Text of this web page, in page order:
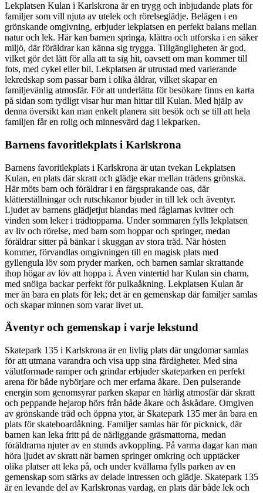
Lekplatsen Kulan i Karlskrona är en trygg och inbjudande plats för
familjer som vill njuta av utelek och rörelseglädje. Belägen i en
grönskande omgivning, erbjuder lekplatsen en perfekt balans mellan
natur och lek. Här kan barnen springa, klättra och utforska i en säker
miljö, där föräldrar kan känna sig trygga. Tillgängligheten är god,
vilket gör det lätt för alla att ta sig hit, oavsett om man kommer till
fots, med cykel eller bil. Lekplatsen är utrustad med varierande
lekredskap som passar barn i olika åldrar, vilket skapar en
familjevänlig atmosfär. För att underlätta för besökare finns en karta
på sidan som tydligt visar hur man hittar till Kulan. Med hjälp av
denna översikt kan man enkelt planera sitt besök och se till att hela
familjen får en rolig och minnesvärd dag i lekparken.
Barnens favoritlekplats i Karlskrona
Barnens favoritlekplats i Karlskrona är utan tvekan Lekplatsen
Kulan, en plats där skratt och glädje ekar mellan trädens grönska.
Här möts barn och föräldrar i en färgsprakande oas, där
klätterställningar och rutschkanor bjuder in till lek och äventyr.
Ljudet av barnens glädjetjut blandas med fåglarnas kvitter och
vinden som leker i trädtopparna. Under sommaren fylls lekplatsen
av liv och rörelse, med barn som hoppar och springer, medan
föräldrar sitter på bänkar i skuggan av stora träd. När hösten
kommer, förvandlas omgivningen till en magisk plats med
gyllengula löv som pryder marken, och barnen samlar skrattande
ihop högar av löv att hoppa i. Även vintertid har Kulan sin charm,
med snöiga backar perfekt för pulkaåkning. Lekplatsen Kulan är
mer än bara en plats för lek; det är en gemenskap där familjer samlas
och skapar minnen som varar livet ut.
Äventyr och gemenskap i varje lekstund
Skatepark 135 i Karlskrona är en livlig plats där ungdomar samlas
för att utmana varandra och visa upp sina färdigheter. Med sina
välutformade ramper och grindar erbjuder skateparken en perfekt
arena för både nybörjare och mer erfarna åkare. Den pulserande
energin som genomsyrar parken skapar en härlig atmosfär där skratt
och peppande hejarop hörs från både åkare och åskådare. Omgiven
av grönskande träd och öppna ytor, är Skatepark 135 mer än bara en
plats för skateboardåkning. Familjer samlas här för picknick, där
barnen kan leka fritt på de närliggande gräsmattorna, medan
föräldrarna njuter av en stunds avkoppling. På varma dagar kan man
höra ljudet av skratt när barnen springer omkring och upptäcker
olika platser att leka på, och under kvällarna fylls parken av en
gemenskap som stärks av delade intressen och glädje. Skatepark 135
är en levande del av Karlskronas vardag, en plats där både lek och